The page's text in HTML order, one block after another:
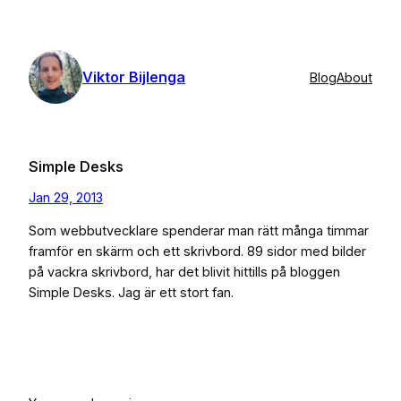
content
Viktor Bijlenga BlogAbout
Simple Desks
Jan 29, 2013
Som webbutvecklare spenderar man rätt många timmar
framför en skärm och ett skrivbord. 89 sidor med bilder
på vackra skrivbord, har det blivit hittills på bloggen
Simple Desks. Jag är ett stort fan.